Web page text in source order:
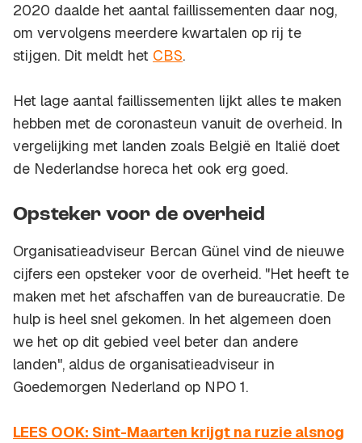
2020 daalde het aantal faillissementen daar nog,
om vervolgens meerdere kwartalen op rij te
stijgen. Dit meldt het CBS.
Het lage aantal faillissementen lijkt alles te maken
hebben met de coronasteun vanuit de overheid. In
vergelijking met landen zoals België en Italië doet
de Nederlandse horeca het ook erg goed.
Opsteker voor de overheid
Organisatieadviseur Bercan Günel vind de nieuwe
cijfers een opsteker voor de overheid. "Het heeft te
maken met het afschaffen van de bureaucratie. De
hulp is heel snel gekomen. In het algemeen doen
we het op dit gebied veel beter dan andere
landen", aldus de organisatieadviseur in
Goedemorgen Nederland op NPO 1.
LEES OOK: Sint-Maarten krijgt na ruzie alsnog